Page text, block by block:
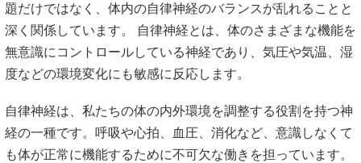
題だけではなく、体内の自律神経のバランスが乱れることと
深く関係しています。 自律神経とは、体のさまざまな機能を
無意識にコントロールしている神経であり、気圧や気温、湿
度などの環境変化にも敏感に反応します。
自律神経は、私たちの体の内外環境を調整する役割を持つ神
経の一種です。呼吸や心拍、血圧、消化など、意識しなくて
も体が正常に機能するために不可欠な働きを担っています。